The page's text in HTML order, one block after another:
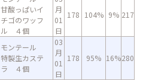
甘酸っぱいイ
チゴのワッフ
ル ４個
月
01
日
178 104% 9% 217
モンテール
特製生カステ
ラ ４個
03
月
01
日
178 95% 16%280